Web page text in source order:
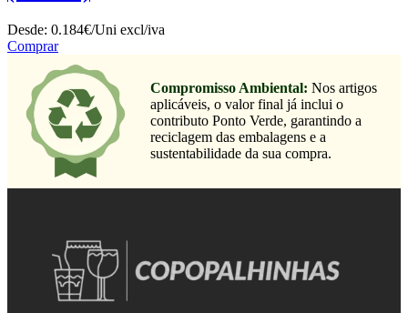
Desde: 0.184€/Uni excl/iva
Comprar
Compromisso Ambiental: Nos artigos
aplicáveis, o valor final já inclui o
contributo Ponto Verde, garantindo a
reciclagem das embalagens e a
sustentabilidade da sua compra.